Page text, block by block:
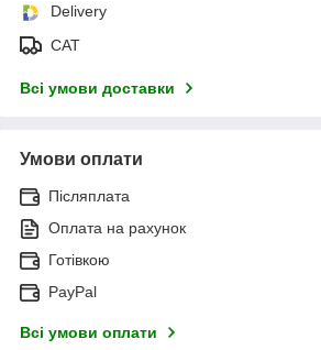
Delivery
САТ
Всі умови доставки
Умови оплати
Післяплата
Оплата на рахунок
Готівкою
PayPal
Всі умови оплати